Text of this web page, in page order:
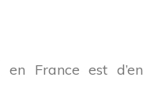
France est